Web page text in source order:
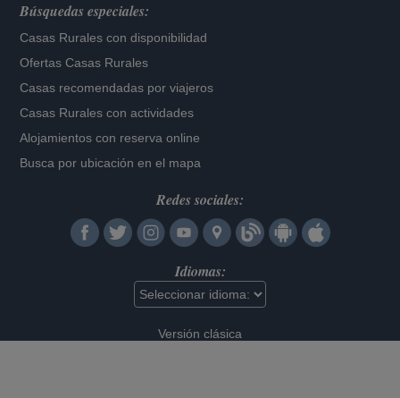
Búsquedas especiales:
Casas Rurales con disponibilidad
Ofertas Casas Rurales
Casas recomendadas por viajeros
Casas Rurales con actividades
Alojamientos con reserva online
Busca por ubicación en el mapa
Redes sociales:
Idiomas:
Versión clásica